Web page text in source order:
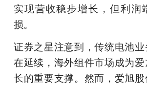
实现营收稳步增长，但利润
损。
证券之星注意到，传统电池
在延续，海外组件市场成为
长的重要支撑。然而，爱旭